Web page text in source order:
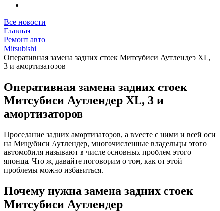
Все новости
Главная
Ремонт авто
Mitsubishi
Оперативная замена задних стоек Митсубиси Аутлендер XL,
3 и амортизаторов
Оперативная замена задних стоек
Митсубиси Аутлендер XL, 3 и
амортизаторов
Проседание задних амортизаторов, а вместе с ними и всей оси
на Мицубиси Аутлендер, многочисленные владельцы этого
автомобиля называют в числе основных проблем этого
японца. Что ж, давайте поговорим о том, как от этой
проблемы можно избавиться.
Почему нужна замена задних стоек
Митсубиси Аутлендер